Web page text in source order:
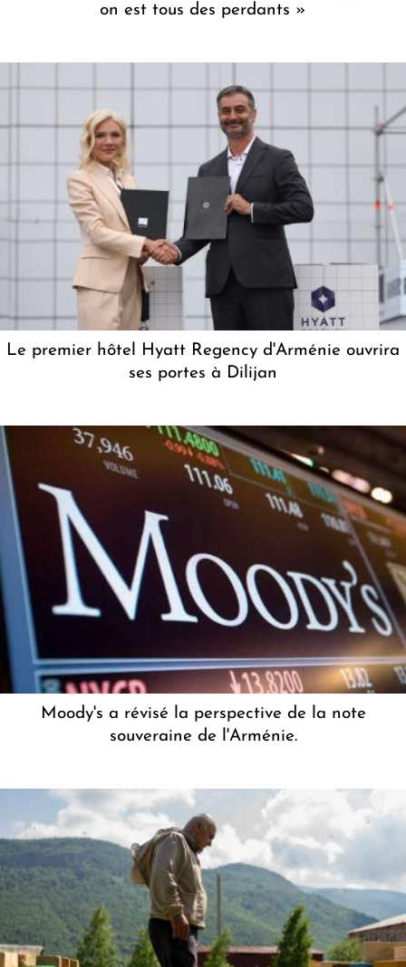
on est tous des perdants »
Le premier hôtel Hyatt Regency d'Arménie ouvrira
ses portes à Dilijan
Moody's a révisé la perspective de la note
souveraine de l'Arménie.